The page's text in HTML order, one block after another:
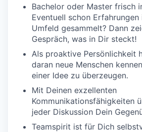
TEAM
IDEAS
EVENTS
SECTORS
Bachelor oder Master frisch
Eventuell schon
Umfeld gesammelt? Dann
Gespräch, was in Dir steckt!
Als proaktive Persönlichkeit
daran neue Menschen
einer Idee zu überzeugen.
Mit Deinen exzellenten
Kommunikationsfähigkeiten
jeder Diskussion Dein
Teamspirit ist für Dich